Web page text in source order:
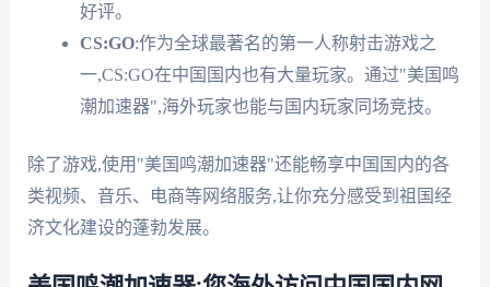
好评。
CS:GO:作为全球最著名的第一人称射击游戏之
一,CS:GO在中国国内也有大量玩家。通过"美国鸣
潮加速器",海外玩家也能与国内玩家同场竞技。
除了游戏,使用"美国鸣潮加速器"还能畅享中国国内的各
类视频、音乐、电商等网络服务,让你充分感受到祖国经
济文化建设的蓬勃发展。